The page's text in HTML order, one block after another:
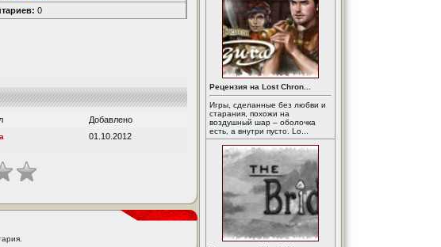
0
Добавлено
01.10.2012
Рецензия на Lost Chron...
Игры, сделанные без любви и
старания, похожи на
воздушный шар – оболочка
есть, а внутри пусто. Lo...